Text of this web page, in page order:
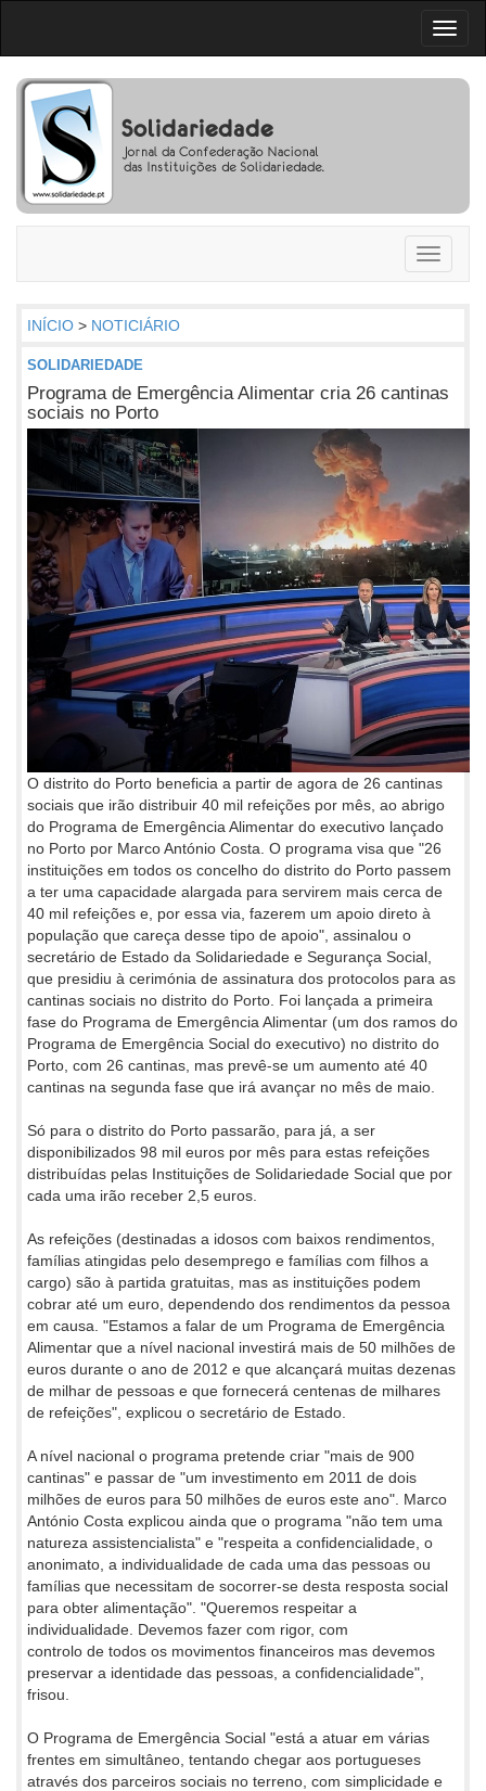
Toggle
INÍCIO > NOTICIÁRIO
SOLIDARIEDADE
Programa de Emergência Alimentar cria 26 cantinas
sociais no Porto
O distrito do Porto beneficia a partir de agora de 26 cantinas
sociais que irão distribuir 40 mil refeições por mês, ao abrigo
do Programa de Emergência Alimentar do executivo lançado
no Porto por Marco António Costa. O programa visa que "26
instituições em todos os concelho do distrito do Porto passem
a ter uma capacidade alargada para servirem mais cerca de
40 mil refeições e, por essa via, fazerem um apoio direto à
população que careça desse tipo de apoio", assinalou o
secretário de Estado da Solidariedade e Segurança Social,
que presidiu à cerimónia de assinatura dos protocolos para as
cantinas sociais no distrito do Porto. Foi lançada a primeira
fase do Programa de Emergência Alimentar (um dos ramos do
Programa de Emergência Social do executivo) no distrito do
Porto, com 26 cantinas, mas prevê-se um aumento até 40
cantinas na segunda fase que irá avançar no mês de maio.
Só para o distrito do Porto passarão, para já, a ser
disponibilizados 98 mil euros por mês para estas refeições
distribuídas pelas Instituições de Solidariedade Social que por
cada uma irão receber 2,5 euros.
As refeições (destinadas a idosos com baixos rendimentos,
famílias atingidas pelo desemprego e famílias com filhos a
cargo) são à partida gratuitas, mas as instituições podem
cobrar até um euro, dependendo dos rendimentos da pessoa
em causa. "Estamos a falar de um Programa de Emergência
Alimentar que a nível nacional investirá mais de 50 milhões de
euros durante o ano de 2012 e que alcançará muitas dezenas
de milhar de pessoas e que fornecerá centenas de milhares
de refeições", explicou o secretário de Estado.
A nível nacional o programa pretende criar "mais de 900
cantinas" e passar de "um investimento em 2011 de dois
milhões de euros para 50 milhões de euros este ano". Marco
António Costa explicou ainda que o programa "não tem uma
natureza assistencialista" e "respeita a confidencialidade, o
anonimato, a individualidade de cada uma das pessoas ou
famílias que necessitam de socorrer-se desta resposta social
para obter alimentação". "Queremos respeitar a
individualidade. Devemos fazer com rigor, com
controlo de todos os movimentos financeiros mas devemos
preservar a identidade das pessoas, a confidencialidade",
frisou.
O Programa de Emergência Social "está a atuar em várias
frentes em simultâneo, tentando chegar aos portugueses
através dos parceiros sociais no terreno, com simplicidade e